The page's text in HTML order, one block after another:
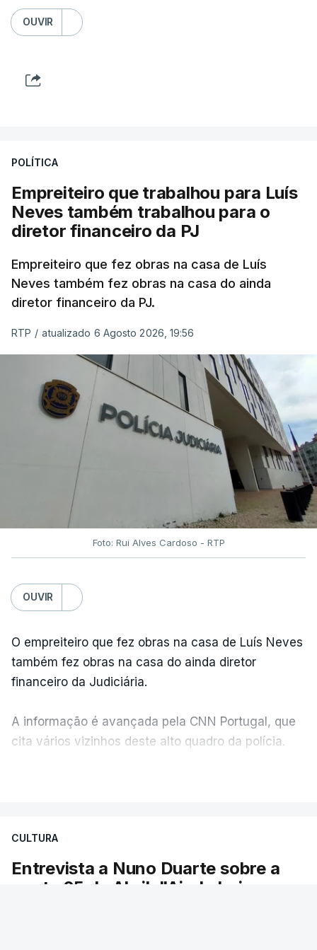
OUVIR
POLÍTICA
Empreiteiro que trabalhou para Luís
Neves também trabalhou para o
diretor financeiro da PJ
Empreiteiro que fez obras na casa de Luís
Neves também fez obras na casa do ainda
diretor financeiro da PJ.
RTP / atualizado 6 Agosto 2026, 19:56
Foto: Rui Alves Cardoso - RTP
OUVIR
O empreiteiro que fez obras na casa de Luís Neves
também fez obras na casa do ainda diretor
financeiro da Judiciária.
A informação é avançada pela CNN Portugal, que
cita vários vizinhos deste alto quadro da polícia.
apreendido numa operação de droga.
CULTURA
Entrevista a Nuno Duarte sobre a
ponte 25 de Abril. "Ainda hoje